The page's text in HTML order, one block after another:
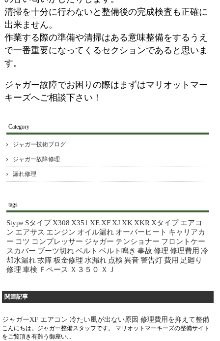
清掃を十分に行わないと整備後の完成検査も正確に
出来ません。
作業する際の準備や清掃はある意味整備をするうえ
で一番重要になってくるセクションであると思いま
す。
ジャガー故障でお困りの際はまずはマリオットマー
キーズへご相談下さい！
Category
ジャガー技術ブログ
ジャガー故障修理
漏れ修理
tags
Stype Sタイプ X308 X351 XE XF XJ XK XKR Xタイプ エアコ
ン エアサス エンジン オイル漏れ オーバーヒート キャリアカ
ー コツ コンプレッサー ジャガー テンショナー フロントケー
スカバー ブーツ切れベルト ベルト鳴き 事故 修理 修理費用 冷
却水漏れ故障板金修理 水漏れ 点検 異音警告灯 費用 足廻り
修理 車検 Ｆペース Ｘ３５０ ＸＪ
関連記事
ジャガーXF エアコン 冷たい風が出ない原因 修理費用を抑えて整備
こんにちは。ジャガー整備スタッフです。 マリオットマーキーズの整備サイト
をご覧頂き有難う御座い...